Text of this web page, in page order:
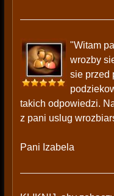
"Witam
wrozby
sie przed
takich odpowiedzi.
z pani uslug
Pani Izabela